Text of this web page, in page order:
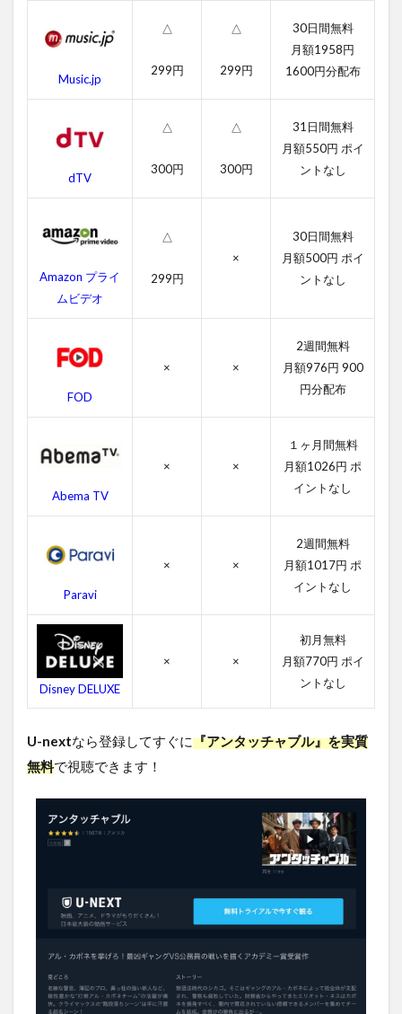
ブ
ル
ら
ン
ッ
チ
ブ
の
4.1
タッ
チャ
の感
想
4.2
チャ
ブル
のキ
ャス
ト・
吹き
替え
4.3
アン
ブル
のス
4.4
アン
チャ
ブル
の関
連作
Music.jp
△
299円
△
299円
30日間無料
月額1958円
1600円分配布
dTV
△
300円
△
300円
31日間無料
月額550円 ポイ
ントなし
Amazon プライ
ムビデオ
△
299円
×
30日間無料
月額500円 ポイ
ントなし
FOD
× ×
2週間無料
月額976円 900
円分配布
Abema TV
× ×
１ヶ月間無料
月額1026円 ポ
イントなし
Paravi
× ×
2週間無料
月額1017円 ポ
イントなし
Disney DELUXE
× ×
初月無料
月額770円 ポイ
ントなし
U-nextなら登録してすぐに『アンタッチャブル』を実質
無料で視聴できます！